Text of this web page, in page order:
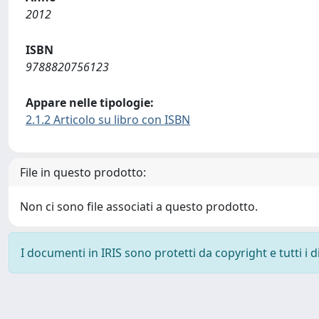
2012
ISBN
9788820756123
Appare nelle tipologie:
2.1.2 Articolo su libro con ISBN
File in questo prodotto:
Non ci sono file associati a questo prodotto.
I documenti in IRIS sono protetti da copyright e tutti i